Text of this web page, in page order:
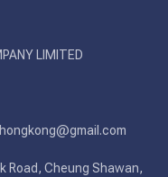
LIMITED
Road, Cheung Shawan,